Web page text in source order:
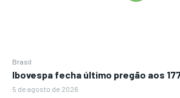
Brasil
Ibovespa fecha último pregão aos
5 de agosto de 2026